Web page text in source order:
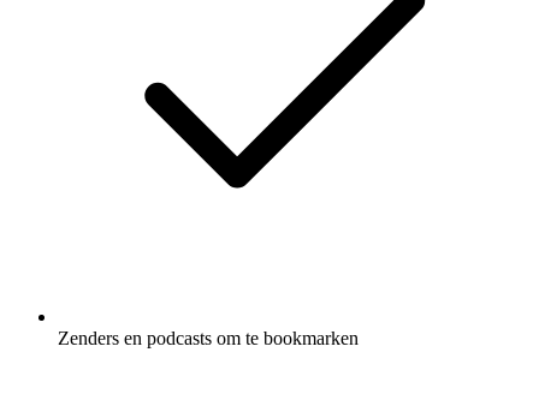
Zenders en podcasts om te bookmarken